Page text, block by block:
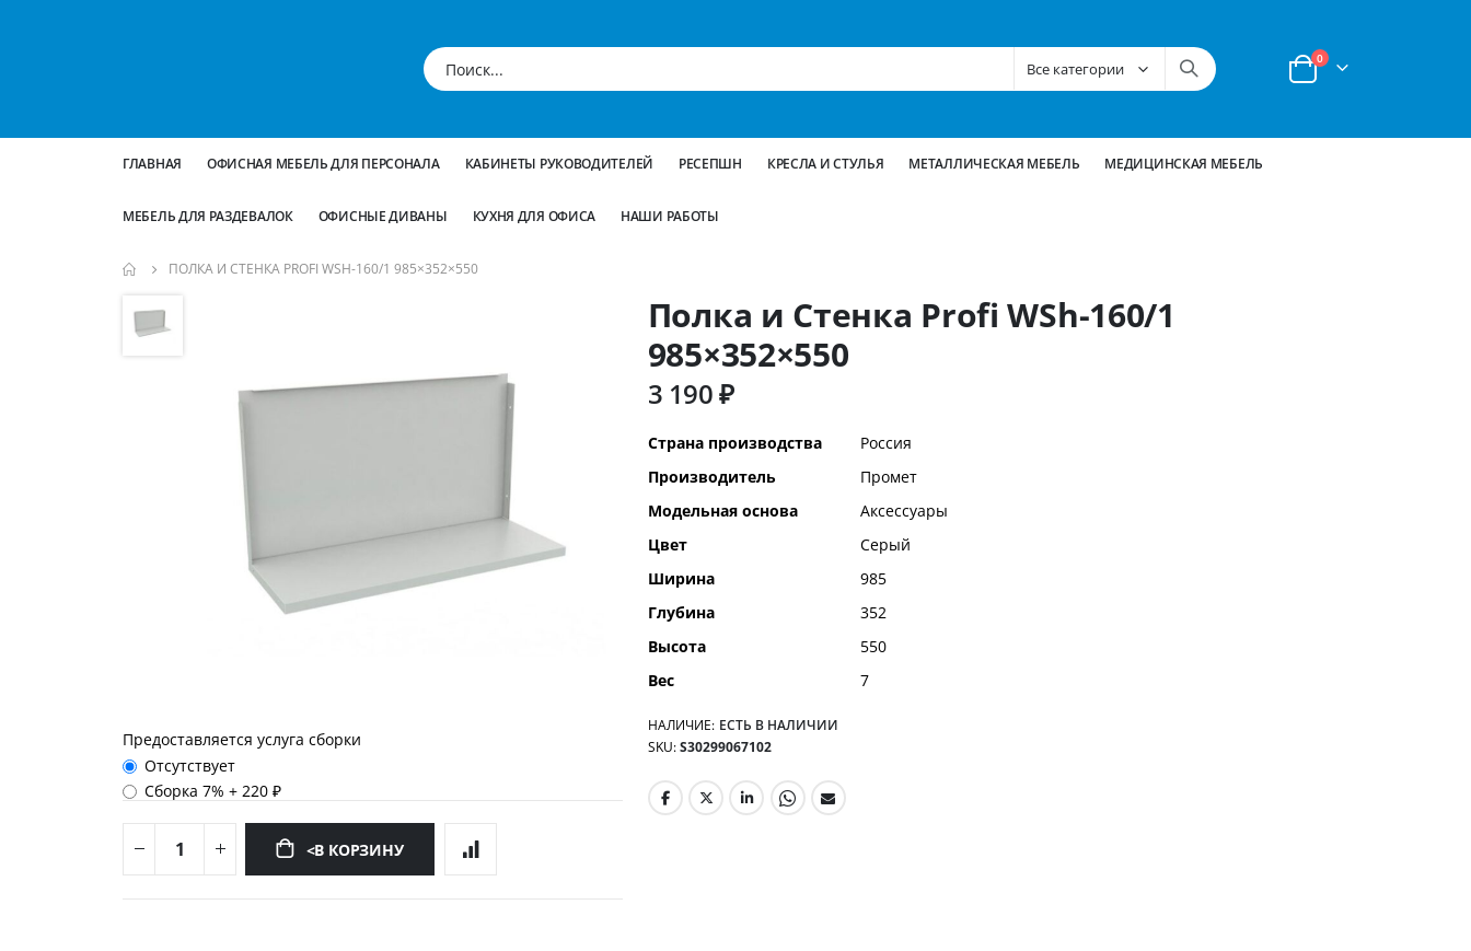
Корзина
0позиции
ГЛАВНАЯ ОФИСНАЯ МЕБЕЛЬ ДЛЯ ПЕРСОНАЛА КАБИНЕТЫ РУКОВОДИТЕЛЕЙ РЕСЕПШН КРЕСЛА И СТУЛЬЯ МЕТАЛЛИЧЕСКАЯ МЕБЕЛЬ МЕДИЦИНСКАЯ МЕБЕЛЬ
МЕБЕЛЬ ДЛЯ РАЗДЕВАЛОК ОФИСНЫЕ ДИВАНЫ КУХНЯ ДЛЯ ОФИСА НАШИ РАБОТЫ
ПОЛКА И СТЕНКА PROFI WSH-160/1 985×352×550
перейти
Предоставляется услуга сборки
Отсутствует
Сборка 7%+220 ₽
<В КОРЗИНУ
Полка и Стенка Profi WSh-160/1
985×352×550
3 190 ₽
Дополнительная
информация
Страна производства
Россия
Производитель
Промет
Модельная основа
Аксессуары
Цвет
Серый
Ширина
985
Глубина
352
Высота
550
Вес
7
НАЛИЧИЕ: ЕСТЬ В НАЛИЧИИ
SKU S30299067102